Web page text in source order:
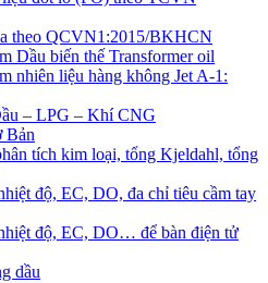
theo QCVN1:2015/BKHCN
Dầu biến thế Transformer oil
nhiên liệu hàng không Jet A-1:
– LPG – Khí CNG
Bản
tích kim loại, tổng Kjeldahl, tổng
độ, EC, DO, đa chỉ tiêu cầm tay
độ, EC, DO… để bàn điện tử
dầu